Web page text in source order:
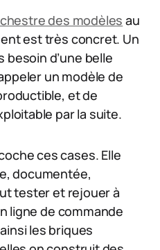
des modèles au
est très concret. Un
besoin d’une belle
un modèle de
et de
par la suite.
ces cases. Elle
documentée,
tester et rejouer à
ligne de commande
les briques